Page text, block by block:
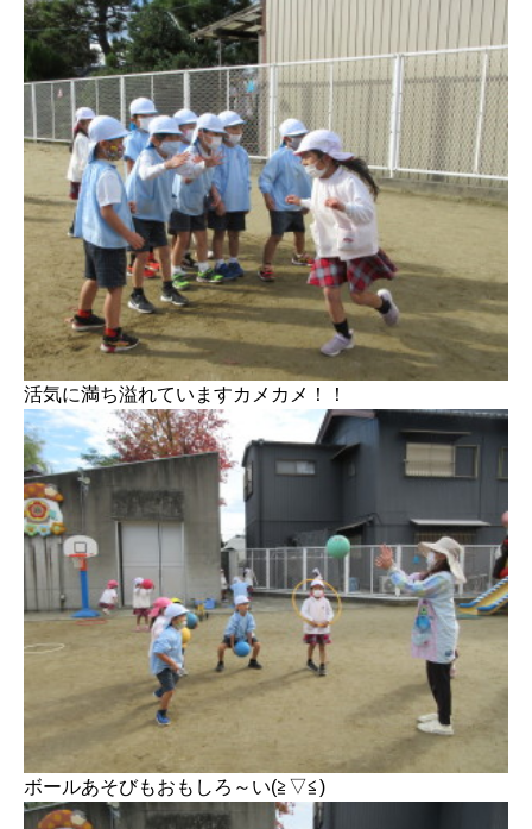
活気に満ち溢れていますカメカメ！！
ボールあそびもおもしろ～い(≧▽≦)